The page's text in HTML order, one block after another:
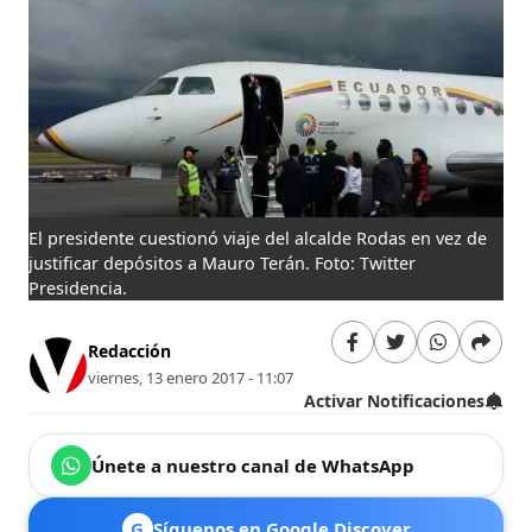
El presidente cuestionó viaje del alcalde Rodas en vez de
justificar depósitos a Mauro Terán. Foto: Twitter
Presidencia.
Redacción
viernes, 13 enero 2017 - 11:07
Activar Notificaciones
Únete a nuestro canal de WhatsApp